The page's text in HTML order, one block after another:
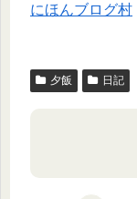
にほんブログ村
夕飯 日記